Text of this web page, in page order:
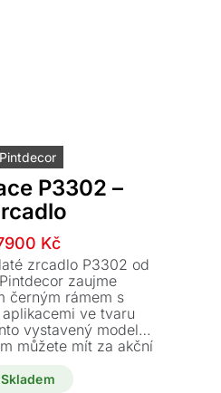
Pintdecor
P3302 –
Původní
cena
byla:
16950 Kč.
Kč
Aktuální
cena
je:
7900 Kč.
zrcadlo P3302 od
zaujme
černým rámem s
ve tvaru
vystavený model o
můžete mít za akční
přímo v našem
Skladem